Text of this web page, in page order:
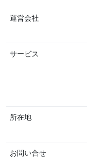
運営会社
サービス
所在地
お問い合せ